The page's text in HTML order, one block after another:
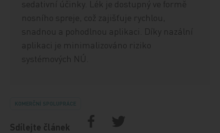
sedativní účinky. Lék je dostupný ve formě
nosního spreje, což zajišťuje rychlou,
snadnou a pohodlnou aplikaci. Díky nazální
aplikaci je minimalizováno riziko
systémových NÚ.
KOMERČNÍ SPOLUPRÁCE
Sdílejte článek